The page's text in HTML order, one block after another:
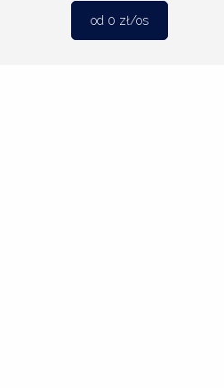
od 0 zł/os